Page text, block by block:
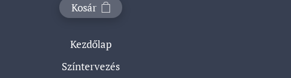
Kosár
Kezdőlap
Színtervezés